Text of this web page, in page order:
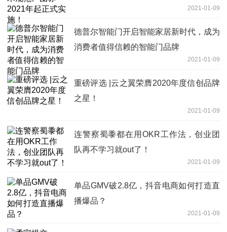
2021-01-09
德普尔智能门开启智能家居新时代，成为
消费者值得信赖的智能门品牌
2021-01-09
重磅评选 |云之翼荣膺2020年度信创品牌
之星！
2021-01-09
连警察蜀黍都在用OKR工作法，创业团
队再不学习就out了！
2021-01-09
单品GMV破2.8亿，抖音电商如何打造直
播爆品？
2021-01-09